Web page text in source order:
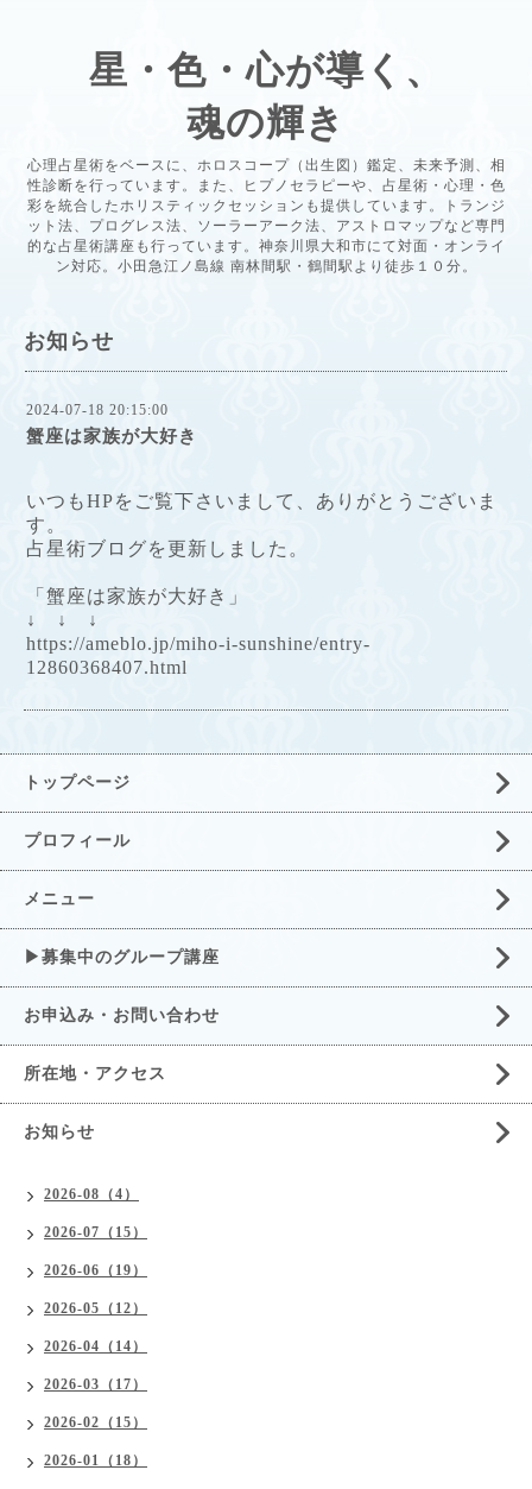
星・色・心が導く、
魂の輝き
心理占星術をベースに、ホロスコープ（出生図）鑑定、未来予測、相
性診断を行っています。また、ヒプノセラピーや、占星術・心理・色
彩を統合したホリスティックセッションも提供しています。トランジ
ット法、プログレス法、ソーラーアーク法、アストロマップなど専門
的な占星術講座も行っています。神奈川県大和市にて対面・オンライ
ン対応。小田急江ノ島線 南林間駅・鶴間駅より徒歩１０分。
お知らせ
2024-07-18 20:15:00
蟹座は家族が大好き
いつもHPをご覧下さいまして、ありがとうございま
す。
占星術ブログを更新しました。
「蟹座は家族が大好き」
↓ ↓ ↓
https://ameblo.jp/miho-i-sunshine/entry-
12860368407.html
トップページ
プロフィール
メニュー
▶募集中のグループ講座
お申込み・お問い合わせ
所在地・アクセス
お知らせ
2026-08（4）
2026-07（15）
2026-06（19）
2026-05（12）
2026-04（14）
2026-03（17）
2026-02（15）
2026-01（18）